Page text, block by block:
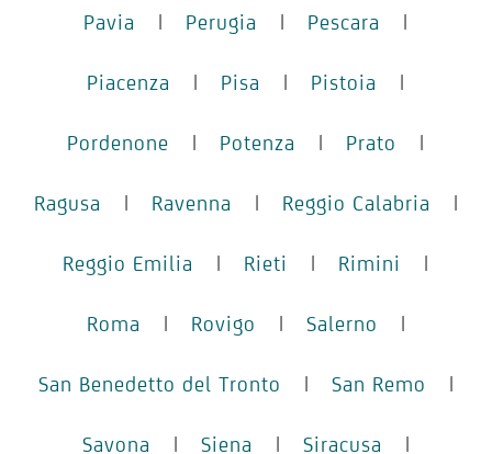
Pavia | Perugia | Pescara |
Piacenza | Pisa | Pistoia |
Pordenone | Potenza | Prato |
Ragusa | Ravenna | Reggio Calabria |
Reggio Emilia | Rieti | Rimini |
Roma | Rovigo | Salerno |
San Benedetto del Tronto | San Remo |
Savona | Siena | Siracusa |